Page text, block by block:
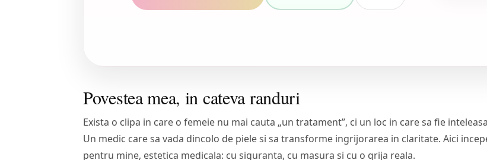
Povestea mea, in cateva randuri
Exista o clipa in care o femeie nu mai cauta „un tratament”, ci un loc in care sa fie
Un medic care sa vada dincolo de piele si sa transforme ingrijorarea in claritate. Aici
pentru mine, estetica medicala: cu siguranta, cu masura si cu o grija reala.